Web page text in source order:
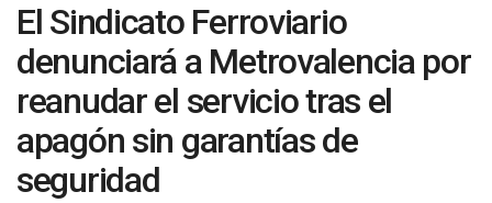
El Sindicato Ferroviario
denunciará a Metrovalencia por
reanudar el servicio tras el
apagón sin garantías de
seguridad